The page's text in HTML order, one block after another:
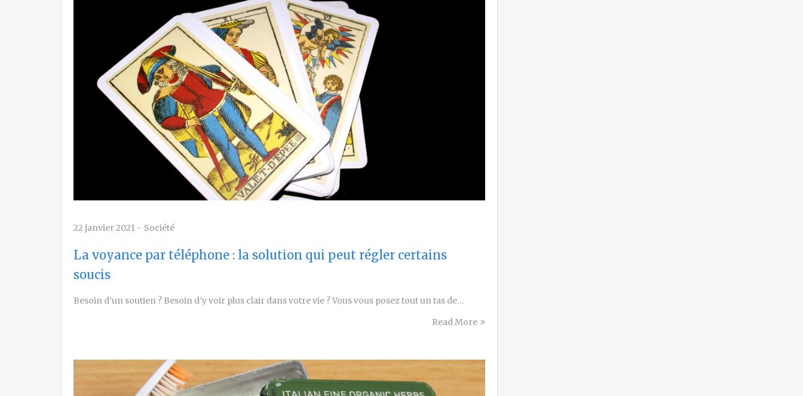
22 janvier 2021 - Société
La voyance par téléphone : la solution qui peut régler certains
soucis
Besoin d’un soutien ? Besoin d’y voir plus clair dans votre vie ? Vous vous posez tout un tas de…
Read More